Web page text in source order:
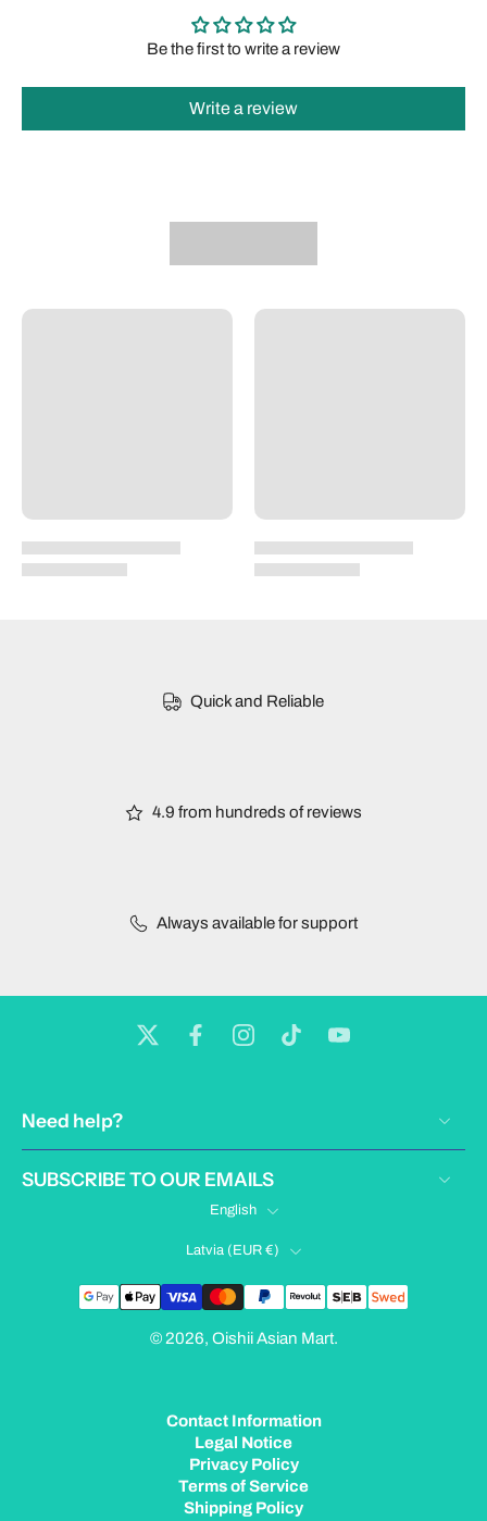
Be the first to write a review
Write a review
Quick and Reliable
4.9 from hundreds of reviews
Always available for support
Need help?
SUBSCRIBE TO OUR EMAILS
English
Latvia ‎(EUR €)‎
© 2026, Oishii Asian Mart.
Contact Information
Legal Notice
Privacy Policy
Terms of Service
Shipping Policy